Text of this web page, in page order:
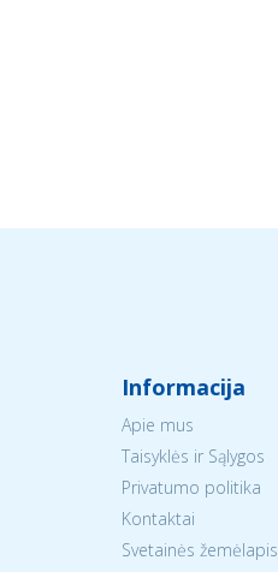
Informacija
Apie mus
Taisyklės ir Sąlygos
Privatumo politika
Kontaktai
Svetainės žemėlapis